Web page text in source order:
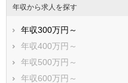
年収から求人を探す
年収300万円～
年収400万円～
年収500万円～
年収600万円～